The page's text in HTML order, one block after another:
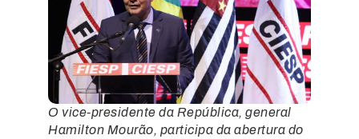
O vice-presidente da República, general
Hamilton Mourão, participa da abertura do